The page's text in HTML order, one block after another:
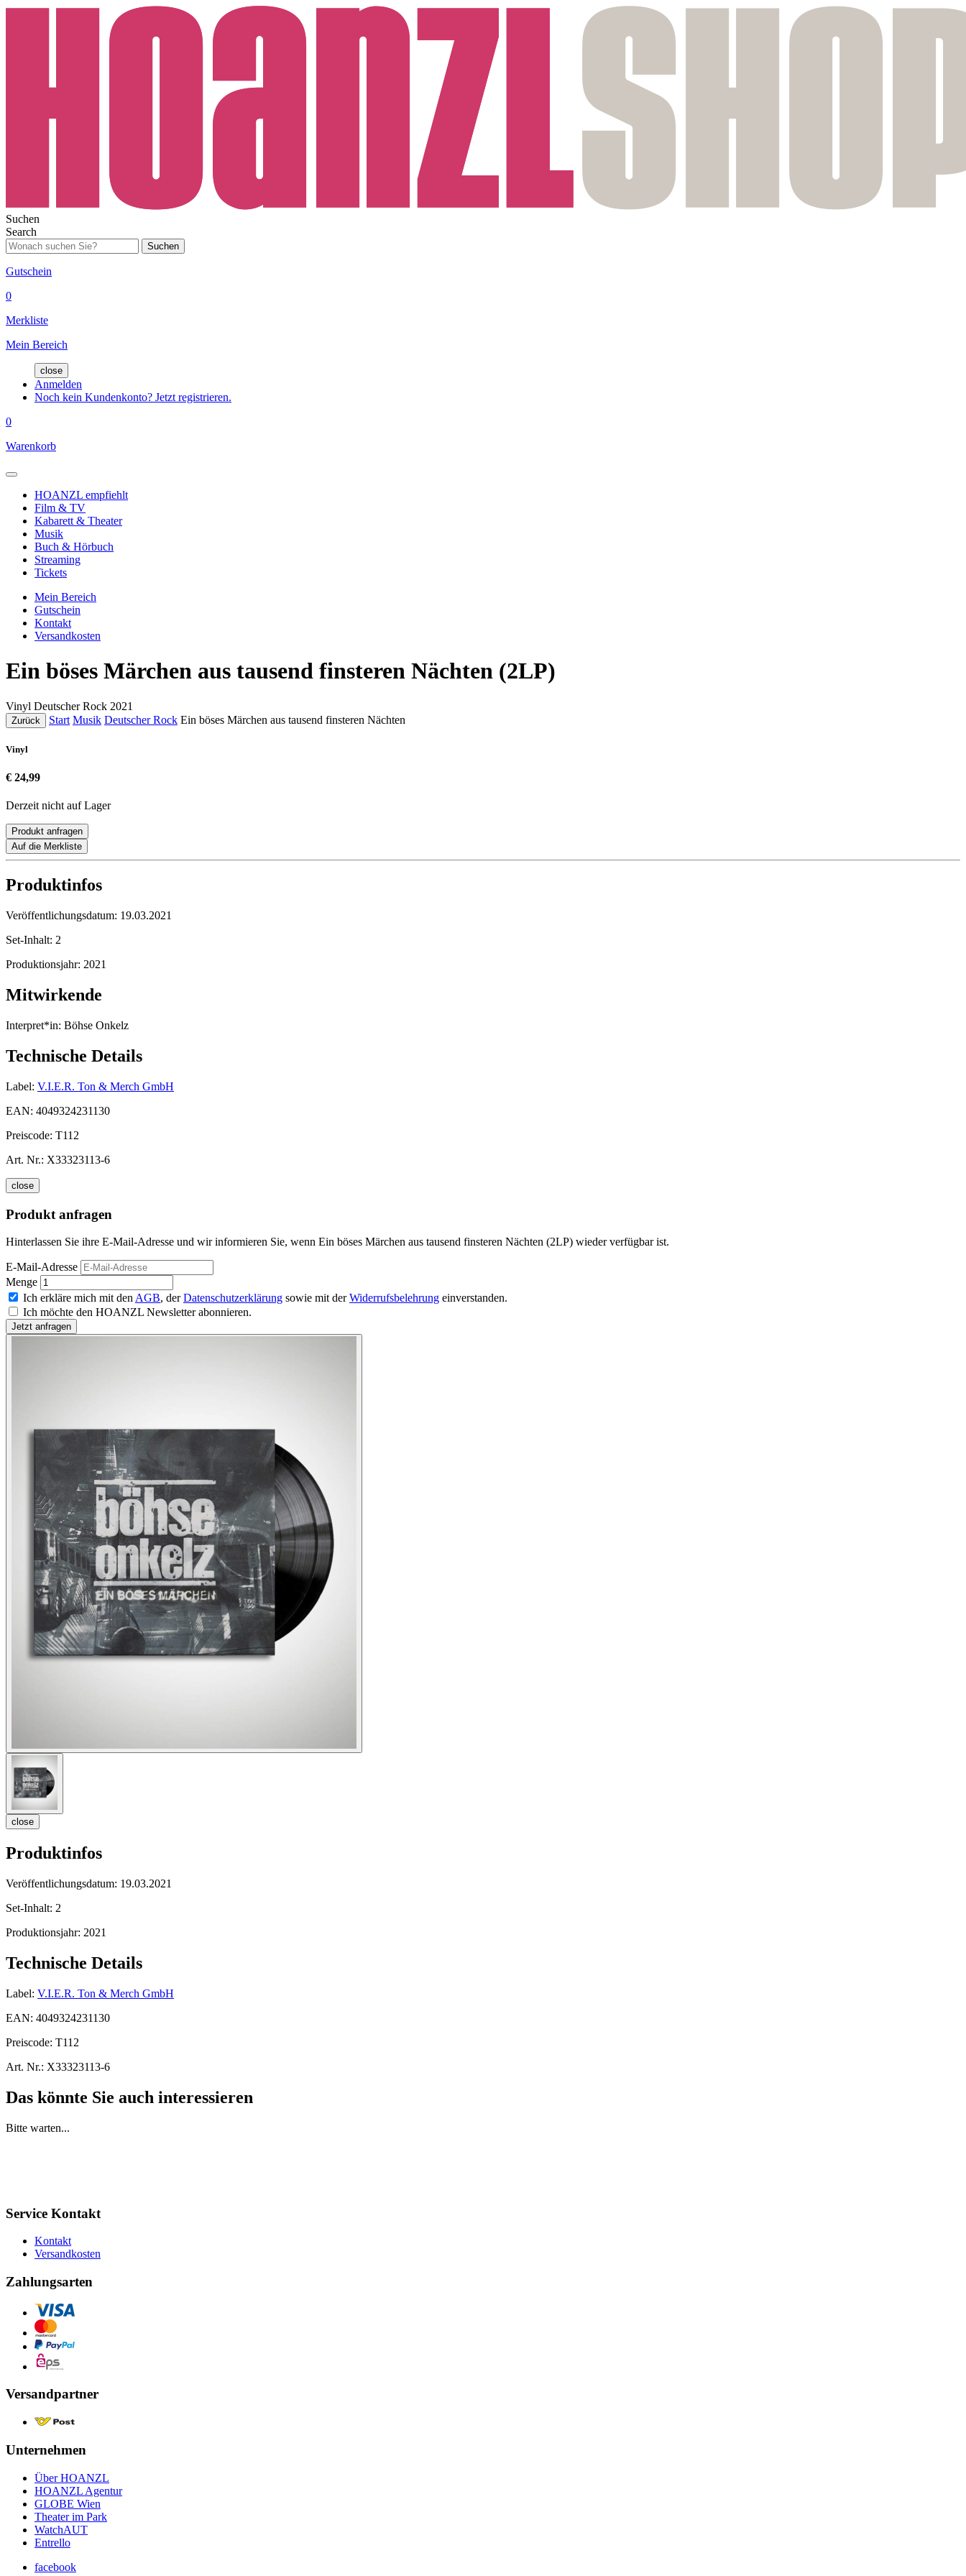
Suchen
Search
Suchen
Gutschein
0
Merkliste
Mein Bereich
close
Anmelden
Noch kein Kundenkonto? Jetzt registrieren.
0
Warenkorb
HOANZL empfiehlt
Film & TV
Kabarett & Theater
Musik
Buch & Hörbuch
Streaming
Tickets
Mein Bereich
Gutschein
Kontakt
Versandkosten
Ein böses Märchen aus tausend finsteren Nächten (2LP)
Vinyl Deutscher Rock 2021
Zurück Start Musik Deutscher Rock Ein böses Märchen aus tausend finsteren Nächten
Vinyl
€ 24,99
Derzeit nicht auf Lager
Produkt anfragen
Auf die Merkliste
Produktinfos
Veröffentlichungsdatum: 19.03.2021
Set-Inhalt: 2
Produktionsjahr: 2021
Mitwirkende
Interpret*in: Böhse Onkelz
Technische Details
Label: V.I.E.R. Ton & Merch GmbH
EAN: 4049324231130
Preiscode: T112
Art. Nr.: X33323113-6
close
Produkt anfragen
Hinterlassen Sie ihre E-Mail-Adresse und wir informieren Sie, wenn Ein böses Märchen aus tausend finsteren Nächten (2LP) wieder verfügbar ist.
E-Mail-Adresse
Menge
Ich erkläre mich mit den AGB, derDatenschutzerklärung sowie mit derWiderrufsbelehrung einverstanden.
Ich möchte den HOANZL Newsletter abonnieren.
close
Produktinfos
Veröffentlichungsdatum: 19.03.2021
Set-Inhalt: 2
Produktionsjahr: 2021
Technische Details
Label: V.I.E.R. Ton & Merch GmbH
EAN: 4049324231130
Preiscode: T112
Art. Nr.: X33323113-6
Das könnte Sie auch interessieren
Bitte warten...
Service Kontakt
Kontakt
Versandkosten
Zahlungsarten
Versandpartner
Unternehmen
Über HOANZL
HOANZL Agentur
GLOBE Wien
Theater im Park
WatchAUT
Entrello
facebook